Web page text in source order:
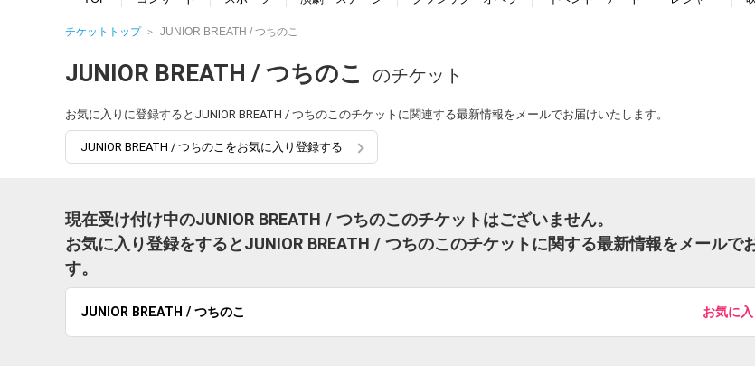
チケットトップ JUNIOR BREATH / つちのこ
JUNIOR BREATH / つちのこ のチケット
お気に入りに登録するとJUNIOR BREATH / つちのこのチケットに関連する最新情報をメールでお届けいたします。
JUNIOR BREATH / つちのこをお気に入り登録する
現在受け付け中のJUNIOR BREATH / つちのこのチケットはございません。
お気に入り登録をするとJUNIOR BREATH / つちのこのチケットに関する最新情報をメールで
す。
JUNIOR BREATH / つちのこ お気に